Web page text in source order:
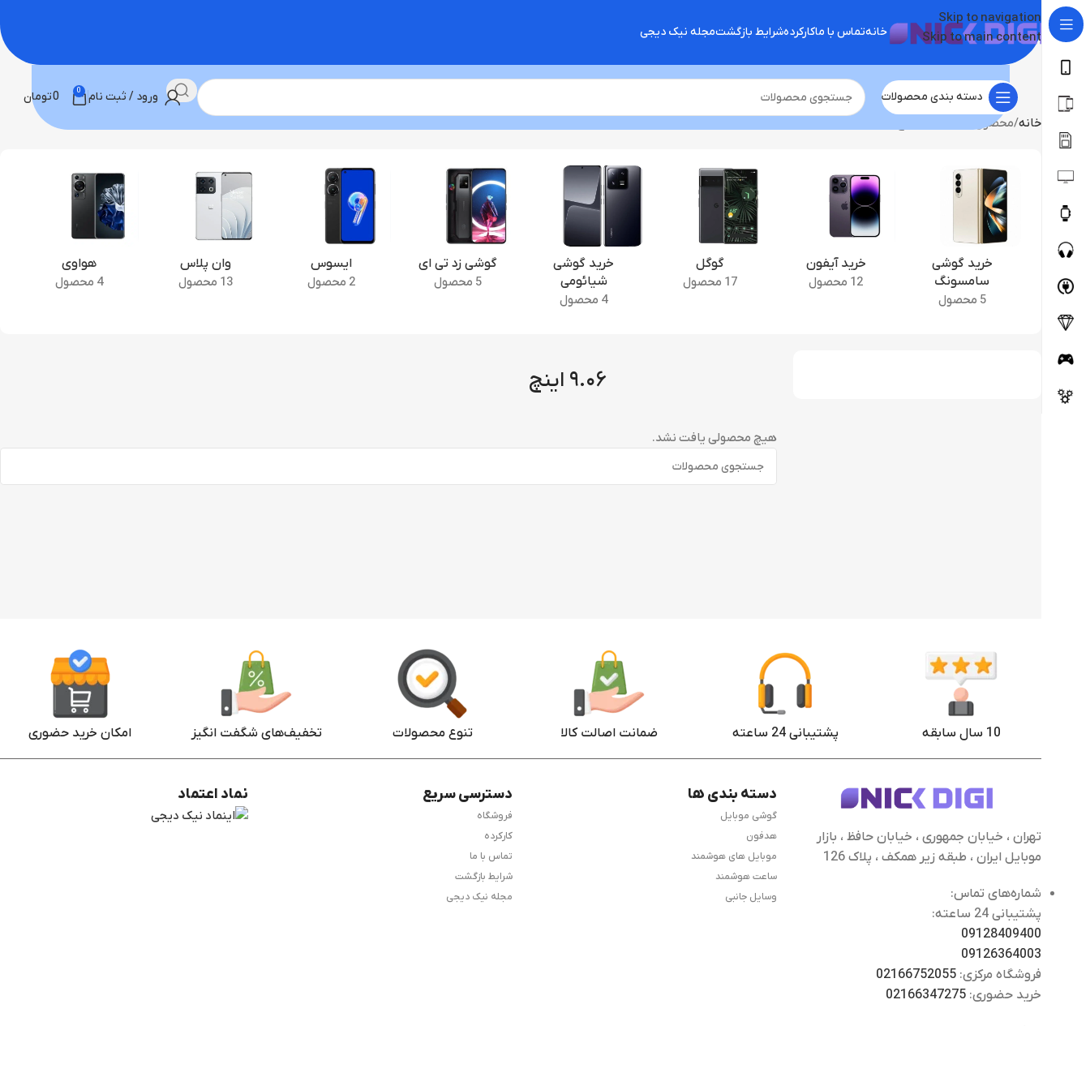
Skip to navigation
Skip to main content
خانهتماس با ماکارکردهشرایط بازگشتمجله نیک دیجی
دسته بندی محصولات ورود / ثبت نام 0
0تومان
خانه محصول ابعاد
خرید گوشی
سامسونگ
5 محصول
خرید آیفون
12 محصول
گوگل
17 محصول
خرید گوشی
شیائومی
4 محصول
گوشی زد تی ای
5 محصول
ایسوس
2 محصول
وان پلاس
13 محصول
هواوی
4 محصول
۹.۰۶ اینچ
هیچ محصولی یافت نشد.
10 سال سابقه پشتیبانی 24 ساعته ضمانت اصالت کالا تنوع محصولات تخفیف‌های شگفت انگیز امکان خرید حضوری
تهران ، خیابان جمهوری ، خیابان حافظ ، بازار
موبایل ایران ، طبقه زیر همکف ، پلاک 126
شماره‌های تماس:
پشتیبانی 24 ساعته:
09128409400
09126364003
فروشگاه مرکزی: 02166752055
خرید حضوری: 02166347275
دسته بندی ها
گوشی موبایل
هدفون
موبایل های هوشمند
ساعت هوشمند
وسایل جانبی
دسترسی سریع
فروشگاه
کارکرده
تماس با ما
شرایط بازگشت
مجله نیک دیجی
نماد اعتماد